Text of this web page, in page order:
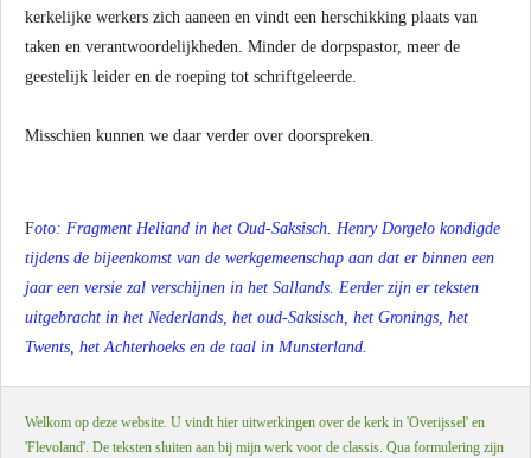
kerkelijke werkers zich aaneen en vindt een herschikking plaats van
taken en verantwoordelijkheden. Minder de dorpspastor, meer de
geestelijk leider en de roeping tot schriftgeleerde.
Misschien kunnen we daar verder over doorspreken.
Foto: Fragment Heliand in het Oud-Saksisch. Henry Dorgelo kondigde
tijdens de bijeenkomst van de werkgemeenschap aan dat er binnen een
jaar een versie zal verschijnen in het Sallands. Eerder zijn er teksten
uitgebracht in het Nederlands, het oud-Saksisch, het Gronings, het
Twents, het Achterhoeks en de taal in Munsterland.
Welkom op deze website. U vindt hier uitwerkingen over de kerk in 'Overijssel' en
'Flevoland'. De teksten sluiten aan bij mijn werk voor de classis. Qua formulering zijn